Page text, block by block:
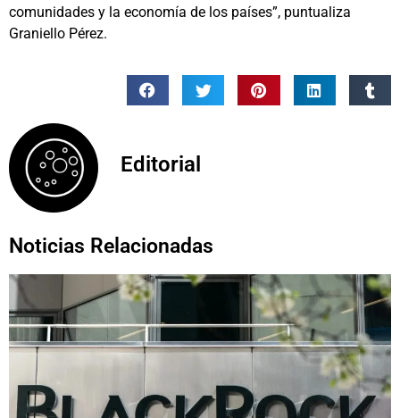
comunidades y la economía de los países”, puntualiza
Graniello Pérez.
Editorial
Noticias Relacionadas